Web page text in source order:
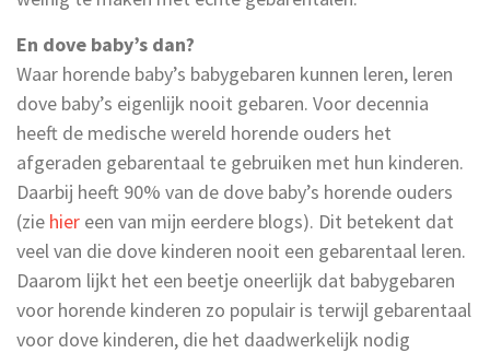
En dove baby’s dan?
Waar horende baby’s babygebaren kunnen leren, leren
dove baby’s eigenlijk nooit gebaren. Voor decennia
heeft de medische wereld horende ouders het
afgeraden gebarentaal te gebruiken met hun kinderen.
Daarbij heeft 90% van de dove baby’s horende ouders
(zie hier een van mijn eerdere blogs). Dit betekent dat
veel van die dove kinderen nooit een gebarentaal leren.
Daarom lijkt het een beetje oneerlijk dat babygebaren
voor horende kinderen zo populair is terwijl gebarentaal
voor dove kinderen, die het daadwerkelijk nodig